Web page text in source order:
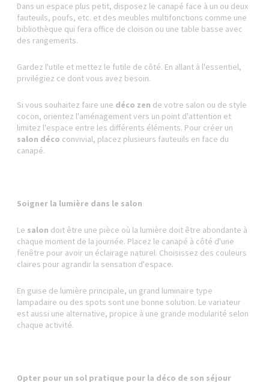
Dans un espace plus petit, disposez le canapé face à un ou deux
fauteuils, poufs, etc. et des meubles multifonctions comme une
bibliothèque qui fera office de cloison ou une table basse avec
des rangements.
Gardez l'utile et mettez le futile de côté. En allant à l'essentiel,
privilégiez ce dont vous avez besoin.
Si vous souhaitez faire une déco zen de votre salon ou de style
cocon, orientez l'aménagement vers un point d'attention et
limitez l'espace entre les différents éléments. Pour créer un
salon déco convivial, placez plusieurs fauteuils en face du
canapé.
Soigner la lumière dans le salon
Le salon doit être une pièce où la lumière doit être abondante à
chaque moment de la journée. Placez le canapé à côté d'une
fenêtre pour avoir un éclairage naturel. Choisissez des couleurs
claires pour agrandir la sensation d'espace.
En guise de lumière principale, un grand luminaire type
lampadaire ou des spots sont une bonne solution. Le variateur
est aussi une alternative, propice à une grande modularité selon
chaque activité.
Opter pour un sol pratique pour la déco de son séjour